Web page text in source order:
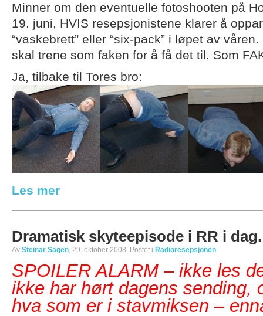
Minner om den eventuelle fotoshooten på
19. juni, HVIS resepsjonistene klarer å
“vaskebrett” eller “six-pack” i løpet av
skal trene som faken for å få det til. Som
Ja, tilbake til Tores bro:
Les mer
Dramatisk skyteepisode i RR i dag.
Av Steinar Sagen, 29. oktober 2008. Postet i Radioresepsjonen
SPOILER ALARM – ikke les
ikke har hørt dagens sending,
hva som er i stavmiksen –